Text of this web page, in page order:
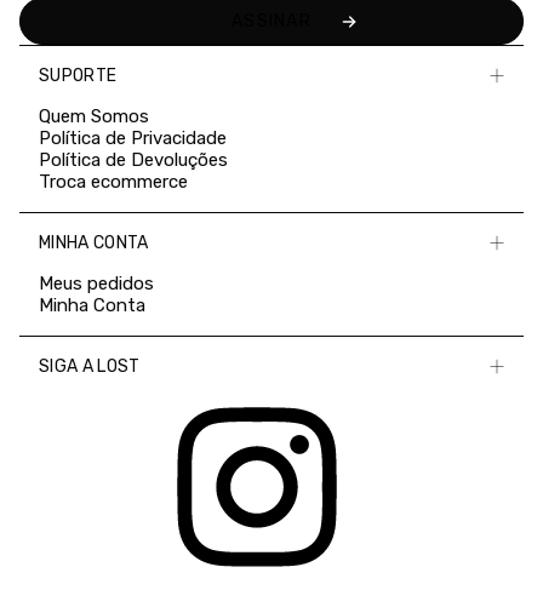
SUPORTE
Quem Somos
Política de Privacidade
Política de Devoluções
Troca ecommerce
MINHA CONTA
Meus pedidos
Minha Conta
SIGA A LOST